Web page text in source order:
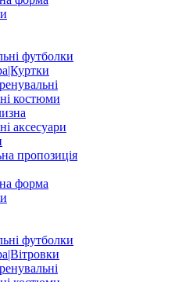
футболки
костюми
аксесуари
пропозиція
форма
футболки